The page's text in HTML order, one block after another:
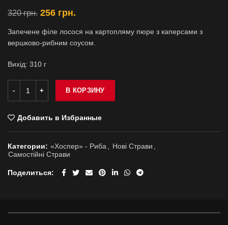
320грн. 256 грн.
Запечене філе лосося на картопляму пюре з каперсами з
вершково-рибним соусом.
Вихiд: 310 г
В КОРЗИНУ
Добавить в Избранные
Категории: «Хоспер» - Риба Новi Страви
Самостійні Страви
Поделиться